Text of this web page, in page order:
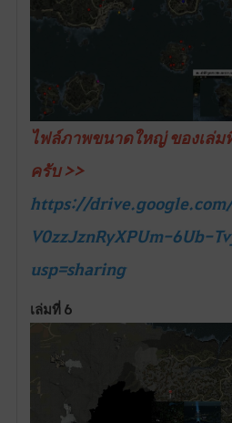
ไฟล์ภาพขนาดใหญ่ ของเล่ม
ครับ >>
https://
V0zzJznRyXPUm-6Ub-
usp=sharing
เล่มที่ 6